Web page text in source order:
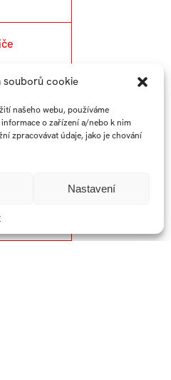
souborů cookie
našeho webu, používáme
o zařízení a/nebo k nim
zpracovávat údaje, jako je chování
Nastavení